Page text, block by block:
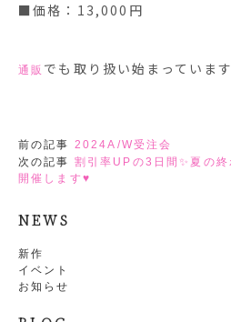
NEWS
新作
イベント
お知らせ
■価格：13,000円
通販 でも取り扱い始まっています
前の記事 2024A/W受注会
次の記事 割引率UPの3日間✨夏の
開催します♥